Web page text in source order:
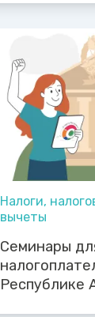
Налоги,
вычеты
Семинары
Республике